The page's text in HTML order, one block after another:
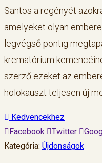
Santos a regényét
amelyeket olyan
legvégső pontig
krematórium
szerző ezeket az
holokauszt teljesen új
Kedvencekhez
Facebook
Twitter
Kategória: Újdonságok